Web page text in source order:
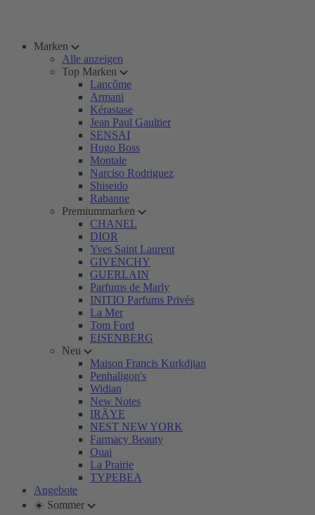
Marken
Alle anzeigen
Top Marken
Lancôme
Armani
Kérastase
Jean Paul Gaultier
SENSAI
Hugo Boss
Montale
Narciso Rodriguez
Shiseido
Rabanne
Premiummarken
CHANEL
DIOR
Yves Saint Laurent
GIVENCHY
GUERLAIN
Parfums de Marly
INITIO Parfums Privés
La Mer
Tom Ford
EISENBERG
Neu
Maison Francis Kurkdjian
Penhaligon's
Widian
New Notes
IRÄYE
NEST NEW YORK
Farmacy Beauty
Ouai
La Prairie
TYPEBEA
Angebote
☀️ Sommer